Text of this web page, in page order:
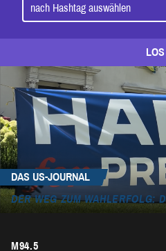
LOS
DAS US-JOURNAL
DER WEG ZUM WAHLERFOLG:
M94.5